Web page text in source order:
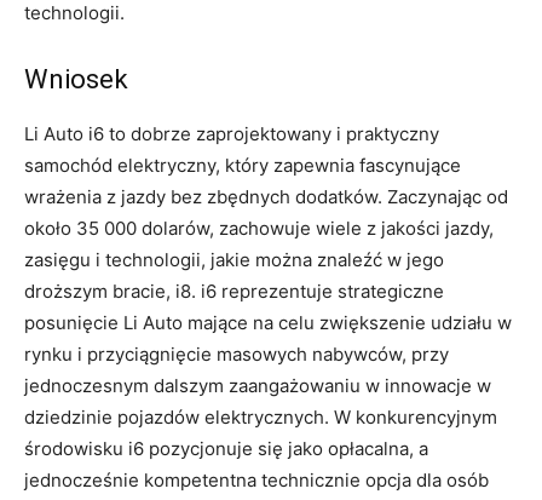
technologii.
Wniosek
Li Auto i6 to dobrze zaprojektowany i praktyczny
samochód elektryczny, który zapewnia fascynujące
wrażenia z jazdy bez zbędnych dodatków. Zaczynając od
około 35 000 dolarów, zachowuje wiele z jakości jazdy,
zasięgu i technologii, jakie można znaleźć w jego
droższym bracie, i8. i6 reprezentuje strategiczne
posunięcie Li Auto mające na celu zwiększenie udziału w
rynku i przyciągnięcie masowych nabywców, przy
jednoczesnym dalszym zaangażowaniu w innowacje w
dziedzinie pojazdów elektrycznych. W konkurencyjnym
środowisku i6 pozycjonuje się jako opłacalna, a
jednocześnie kompetentna technicznie opcja dla osób